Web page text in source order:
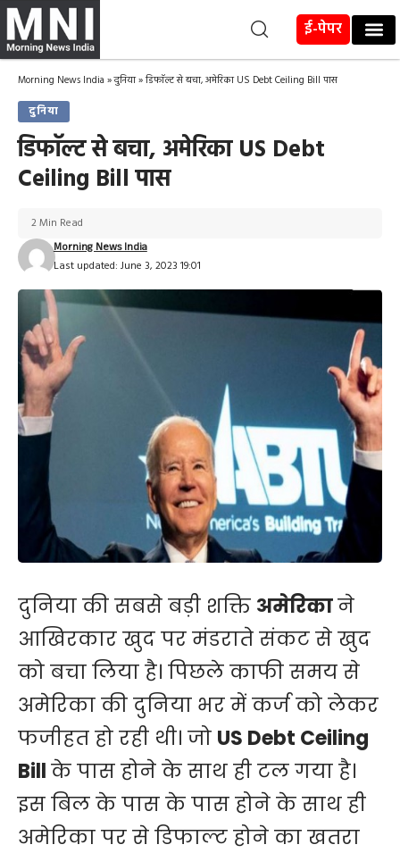
ई-पेपर
Morning News India »दुनिया»डिफाॅल्ट से बचा, अमेरिका US Debt Ceiling Bill पास
दुनिया
डिफाॅल्ट से बचा, अमेरिका US Debt
Ceiling Bill पास
Last updated: June 3, 2023 19:01
Morning News India
2 Min Read
दुनिया की सबसे बड़ी शक्ति अमेरिकाने
आखिरकार खुद पर मंडराते संकट से खुद
को बचा लिया है। पिछले काफी समय से
अमेरिका की दुनिया भर में कर्ज को लेकर
फजीहत हो रही थी। जो US Debt Ceiling
Billके पास होने के साथ ही टल गया है।
इस बिल के पास के पास होने के साथ ही
अमेरिका पर से डिफाल्ट होने का खतरा